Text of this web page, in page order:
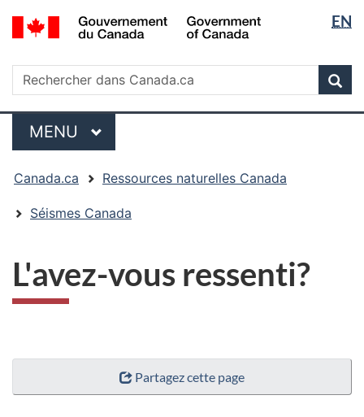
Passer
au
principal
Passer
à
sujet
du
gouvernement »
Passer
à
version
HTML
simplifiée
la
langue
EN
Rechercher
Rechercher
dans
Canada.ca
Menu
MENU PRINCIPAL
êtes
ici
Canada.ca Ressources naturelles Canada
Séismes Canada
L'avez-vous ressenti?
"Détails
Partagez cette page